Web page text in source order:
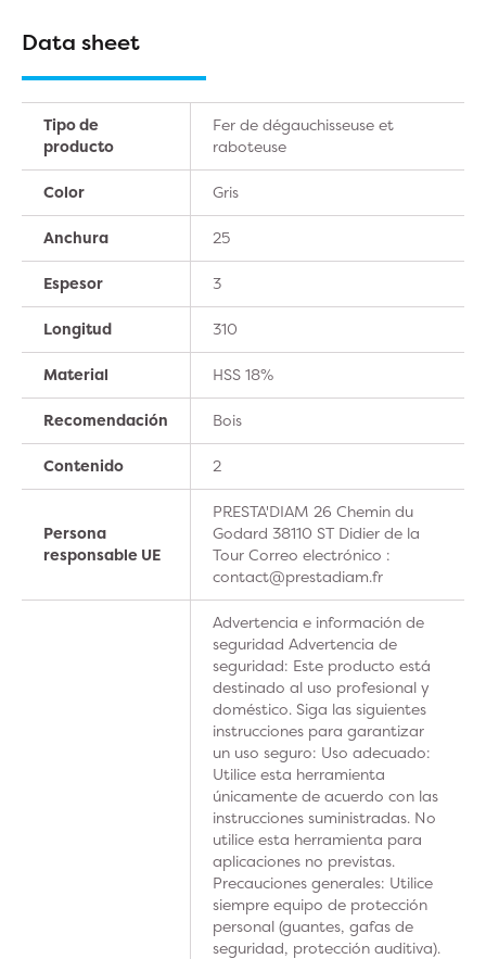
Data sheet
Tipo de
producto
Fer de dégauchisseuse et
raboteuse
Color Gris
Anchura 25
Espesor 3
Longitud 310
Material HSS 18%
Recomendación Bois
Contenido 2
Persona
responsable UE
PRESTA'DIAM 26 Chemin du
Godard 38110 ST Didier de la
Tour Correo electrónico :
contact@prestadiam.fr
Advertencia e información de
seguridad Advertencia de
seguridad: Este producto está
destinado al uso profesional y
doméstico. Siga las siguientes
instrucciones para garantizar
un uso seguro: Uso adecuado:
Utilice esta herramienta
únicamente de acuerdo con las
instrucciones suministradas. No
utilice esta herramienta para
aplicaciones no previstas.
Precauciones generales: Utilice
siempre equipo de protección
personal (guantes, gafas de
seguridad, protección auditiva).